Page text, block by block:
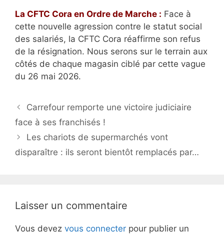
La CFTC Cora en Ordre de Marche : Face à
cette nouvelle agression contre le statut social
des salariés, la CFTC Cora réaffirme son refus
de la résignation. Nous serons sur le terrain aux
côtés de chaque magasin ciblé par cette vague
du 26 mai 2026.
Carrefour remporte une victoire judiciaire
face à ses franchisés !
Les chariots de supermarchés vont
disparaître : ils seront bientôt remplacés par…
Laisser un commentaire
Vous devez vous connecter pour publier un